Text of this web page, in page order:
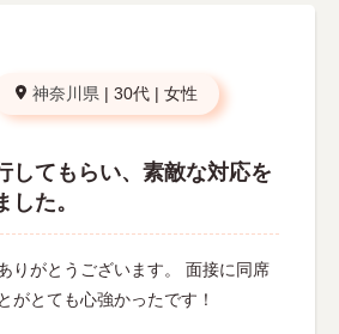
神奈川県 | 30代 | 女性
してもらい、素敵な対応を
した。
りがとうございます。 面接に同席
がとても心強かったです！